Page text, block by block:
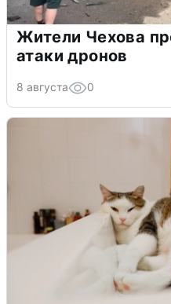
Жители Чехова
атаки дронов
8 августа 0